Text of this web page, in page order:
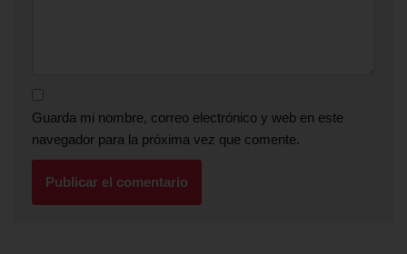
Guarda mi nombre, correo electrónico y web en este
navegador para la próxima vez que comente.